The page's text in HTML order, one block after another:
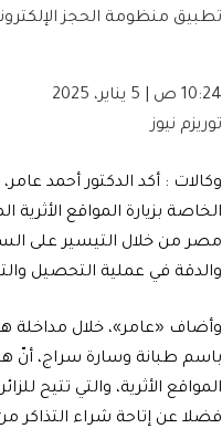
تطبيق منظومة الحجز
10:24 ص | 5 يناير، 2025
توريزم نيوز
وكالات : أكد الدكتور أحمد
الخاصة بزيارة المواقع
مصر من خلال التيسير على
والدقة في عملية التحصيل
وأضاف «عامر»، خلال مداخلة
باسم طبانة وسارة سراج، أنّ
المواقع الأثرية، والتي تتيح
فضلا عن إتاحة شراء التذاكر